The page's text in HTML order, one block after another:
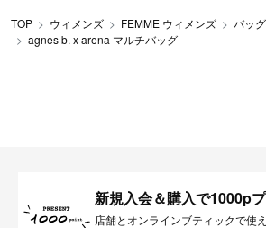
TOP ウィメンズ FEMME ウィメンズ バッグ
agnes b. x arena マルチバッグ
新規入会＆購入で1000p
店舗とオンラインブティックで使